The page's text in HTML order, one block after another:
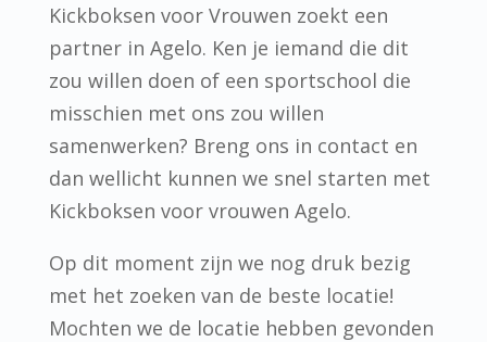
Kickboksen voor Vrouwen zoekt een
partner in Agelo. Ken je iemand die dit
zou willen doen of een sportschool die
misschien met ons zou willen
samenwerken? Breng ons in contact en
dan wellicht kunnen we snel starten met
Kickboksen voor vrouwen Agelo.
Op dit moment zijn we nog druk bezig
met het zoeken van de beste locatie!
Mochten we de locatie hebben gevonden